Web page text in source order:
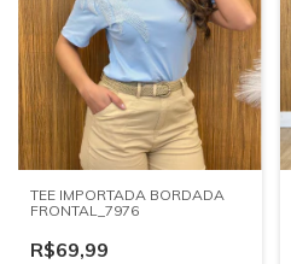
TEE IMPORTADA BORDADA
FRONTAL_7976
R$69,99